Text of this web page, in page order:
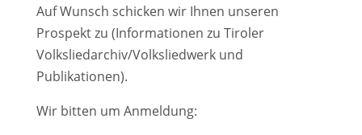
Auf Wunsch schicken wir Ihnen unseren
Prospekt zu (Informationen zu Tiroler
Volksliedarchiv/Volksliedwerk und
Publikationen).
Wir bitten um Anmeldung: